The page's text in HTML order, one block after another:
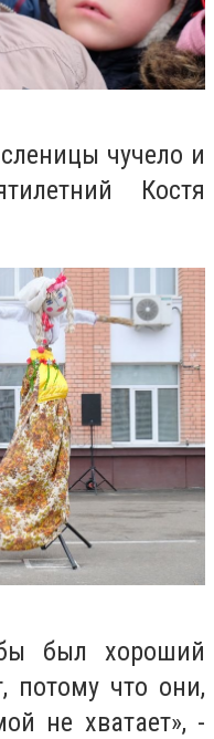
чучело и
Костя
был хороший
потому что они,
не хватает», -